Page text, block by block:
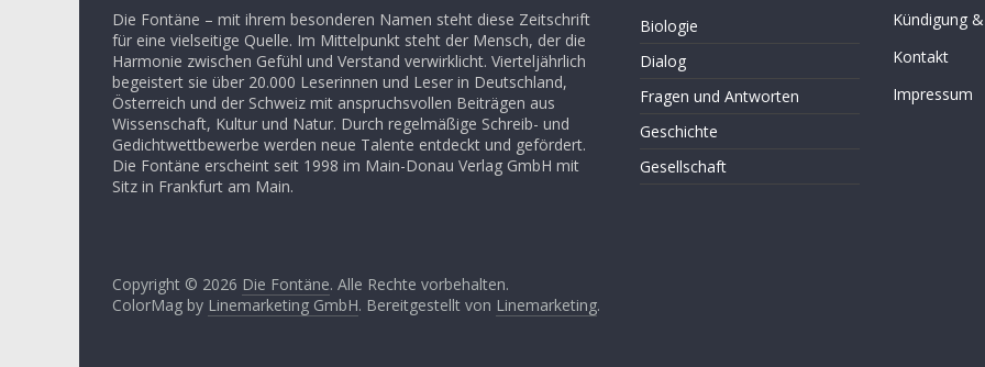
Die Fontäne – mit ihrem besonderen Namen steht diese Zeitschrift
für eine vielseitige Quelle. Im Mittelpunkt steht der Mensch, der die
Harmonie zwischen Gefühl und Verstand verwirklicht. Vierteljährlich
begeistert sie über 20.000 Leserinnen und Leser in Deutschland,
Österreich und der Schweiz mit anspruchsvollen Beiträgen aus
Wissenschaft, Kultur und Natur. Durch regelmäßige Schreib- und
Gedichtwettbewerbe werden neue Talente entdeckt und gefördert.
Die Fontäne erscheint seit 1998 im Main-Donau Verlag GmbH mit
Sitz in Frankfurt am Main.
Biologie
Dialog
Fragen und Antworten
Geschichte
Gesellschaft
Kündigung
Kontakt
Impressum
Copyright © 2026 Die Fontäne. Alle Rechte vorbehalten.
ColorMag by Linemarketing GmbH. Bereitgestellt von Linemarketing.